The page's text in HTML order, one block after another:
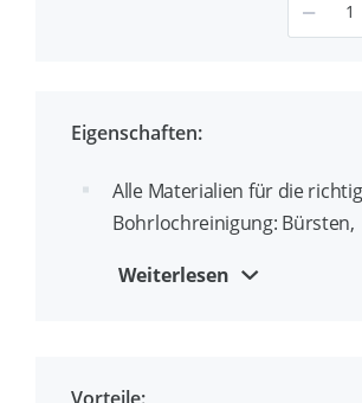
Eigenschaften:
Alle Materialien für die
Bohrlochreinigung: Bürsten,
Weiterlesen